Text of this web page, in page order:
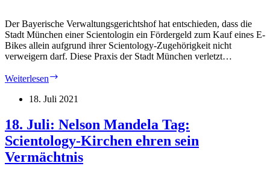
Drogenprävention
aus
Der Bayerische Verwaltungsgerichtshof hat entschieden, dass die
Stadt München einer Scientologin ein Fördergeld zum Kauf eines E-
Bikes allein aufgrund ihrer Scientology-Zugehörigkeit nicht
verweigern darf. Diese Praxis der Stadt München verletzt…
Weiterlesen
E-
Zuschuss
darf
nicht
einer
Scientologin
18. Juli 2021
18. Juli: Nelson Mandela Tag:
Scientology-Kirchen ehren sein
Vermächtnis